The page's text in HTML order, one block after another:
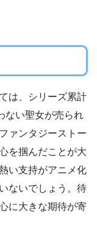
は、シリーズ累計
ない聖女が売られ
ァンタジーストー
を掴んだことが大
い支持がアニメ化
ないでしょう。待
に大きな期待が寄